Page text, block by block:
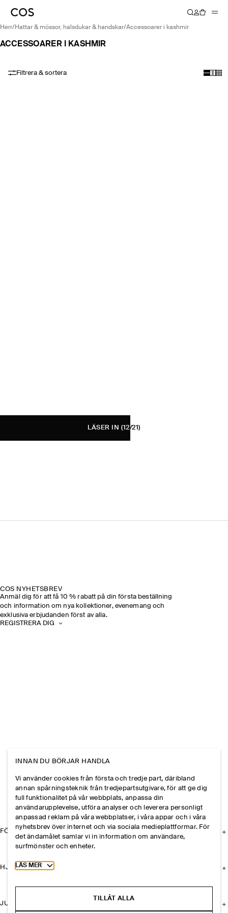
herr/ hattar & mössor, halsdukar & handskar/ accessoarer i kashmir
ACCESSOARER I KASHMIR
Filtrera & sortera
LÄSER IN (12/21)
COS NYHETSBREV
Anmäl dig för att få 10 % rabatt på din första beställning
och information om nya kollektioner, evenemang och
exklusiva erbjudanden först av alla.
REGISTRERA DIG
FÖRETAGET
HJÄLP
JURIDISK INFORMATION
INNAN DU BÖRJAR HANDLA
Vi använder cookies från första och tredje part, däribland
annan spårningsteknik från tredjepartsutgivare, för att ge dig
full funktionalitet på vår webbplats, anpassa din
användarupplevelse, utföra analyser och leverera personligt
anpassad reklam på våra webbplatser, i våra appar och i våra
nyhetsbrev över internet och via sociala medieplattformar. För
det ändamålet samlar vi in information om användare,
surfmönster och enheter.
Toggle more cookie information
LÄS MER
TILLÅT ALLA